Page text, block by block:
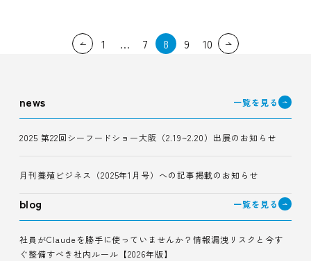
の
ペ
ジ
送
り
1 … 7 8 9 10
news 一覧を見る
2025 第22回シーフードショー大阪（2.19~2.20）出展のお知らせ
月刊養殖ビジネス（2025年1月号）への記事掲載のお知らせ
blog 一覧を見る
社員がClaudeを勝手に使っていませんか？情報漏洩リスクと今す
ぐ整備すべき社内ルール【2026年版】